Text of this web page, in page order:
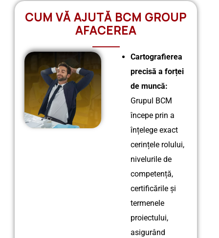
CUM VĂ AJUTĂ BCM GROUP
AFACEREA
Cartografierea
precisă a forței
de muncă:
Grupul BCM
începe prin a
înțelege exact
cerințele rolului,
nivelurile de
competență,
certificările și
termenele
proiectului,
asigurând